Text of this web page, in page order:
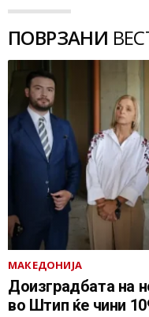
ПОВРЗАНИ
МАКЕДОНИЈА
Доизградбата на
во Штип ќе чини